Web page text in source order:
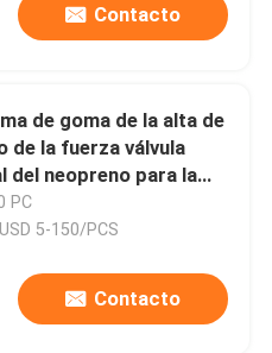
Contacto
de goma de la alta de
de la fuerza válvula
del neopreno para la
del escape de la
baja
PC
5-150/PCS
Contacto